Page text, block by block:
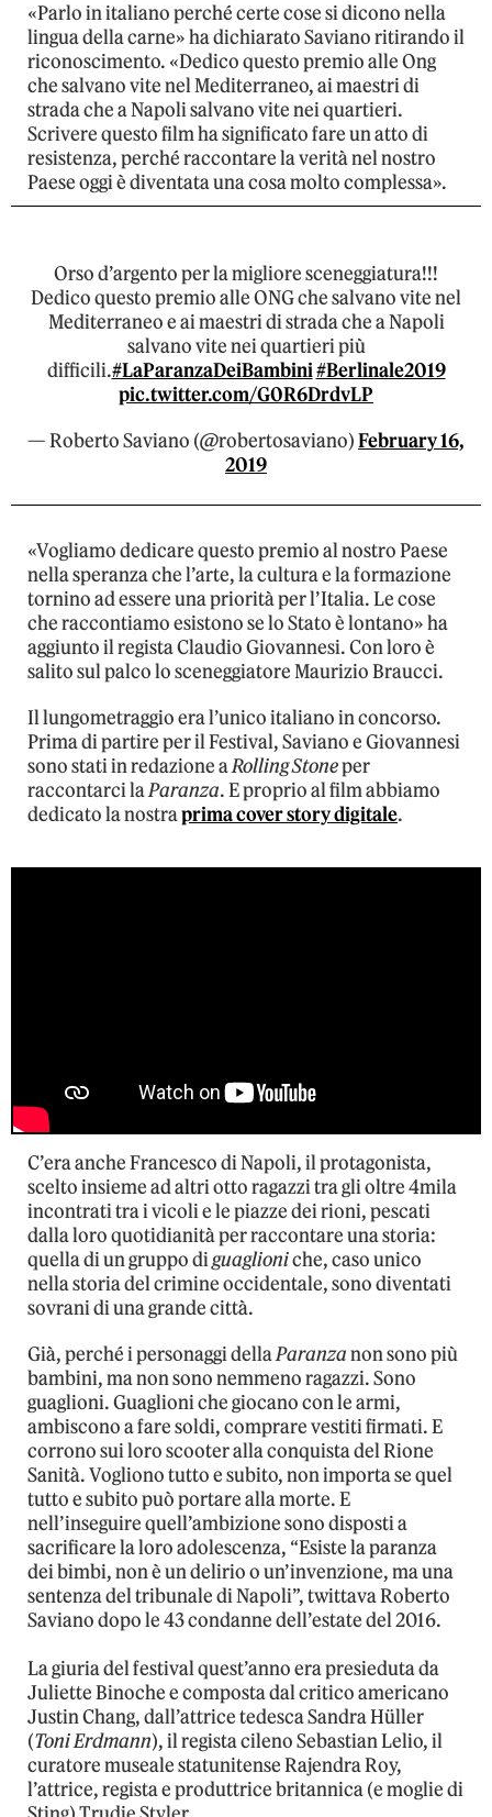
«Parlo in italiano perché certe cose si dicono nella
lingua della carne» ha dichiarato Saviano ritirando il
riconoscimento. «Dedico questo premio alle Ong
che salvano vite nel Mediterraneo, ai maestri di
strada che a Napoli salvano vite nei quartieri.
Scrivere questo film ha significato fare un atto di
resistenza, perché raccontare la verità nel nostro
Paese oggi è diventata una cosa molto complessa».
Orso d’argento per la migliore sceneggiatura!!!
Dedico questo premio alle ONG che salvano vite nel
Mediterraneo e ai maestri di strada che a Napoli
salvano vite nei quartieri più
difficili.#LaParanzaDeiBambini#Berlinale2019
pic.twitter.com/G0R6DrdvLP
— Roberto Saviano (@robertosaviano)February 16,
2019
«Vogliamo dedicare questo premio al nostro Paese
nella speranza che l’arte, la cultura e la formazione
tornino ad essere una priorità per l’Italia. Le cose
che raccontiamo esistono se lo Stato è lontano» ha
aggiunto il regista Claudio Giovannesi. Con loro è
salito sul palco lo sceneggiatore Maurizio Braucci.
Il lungometraggio era l’unico italiano in concorso.
Prima di partire per il Festival, Saviano e Giovannesi
sono stati in redazione aRolling Stoneper
raccontarci laParanza. E proprio al film abbiamo
dedicato la nostraprima cover story digitale.
C’era anche Francesco di Napoli, il protagonista,
scelto insieme ad altri otto ragazzi tra gli oltre 4mila
incontrati tra i vicoli e le piazze dei rioni, pescati
dalla loro quotidianità per raccontare una storia:
quella di un gruppo diguaglioniche, caso unico
nella storia del crimine occidentale, sono diventati
sovrani di una grande città.
Già, perché i personaggi dellaParanzanon sono più
bambini, ma non sono nemmeno ragazzi. Sono
guaglioni. Guaglioni che giocano con le armi,
ambiscono a fare soldi, comprare vestiti firmati. E
corrono sui loro scooter alla conquista del Rione
Sanità. Vogliono tutto e subito, non importa se quel
tutto e subito può portare alla morte. E
nell’inseguire quell’ambizione sono disposti a
sacrificare la loro adolescenza, “Esiste la paranza
dei bimbi, non è un delirio o un’invenzione, ma una
sentenza del tribunale di Napoli”, twittava Roberto
Saviano dopo le 43 condanne dell’estate del 2016.
La giuria del festival quest’anno era presieduta da
Juliette Binoche e composta dal critico americano
Justin Chang, dall’attrice tedesca Sandra Hüller
(Toni Erdmann), il regista cileno Sebastian Lelio, il
curatore museale statunitense Rajendra Roy,
l’attrice, regista e produttrice britannica (e moglie di